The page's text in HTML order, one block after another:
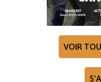
VOIR